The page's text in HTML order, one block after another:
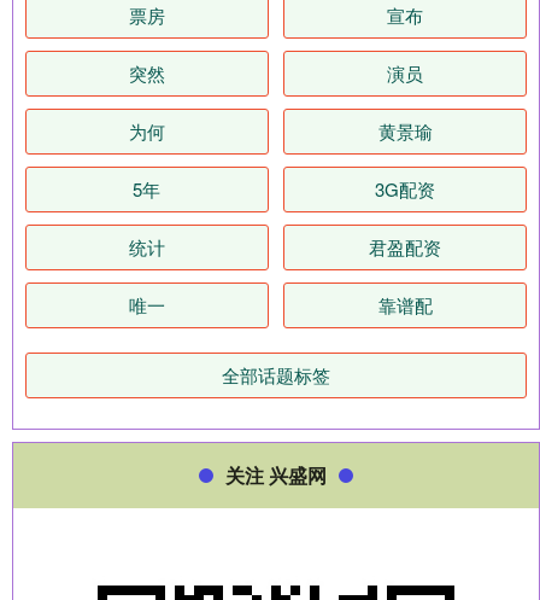
票房 宣布
突然 演员
为何 黄景瑜
5年 3G配资
统计 君盈配资
唯一 靠谱配
全部话题标签
关注 兴盛网